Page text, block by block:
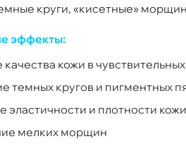
круги, «кисетные»
эффекты:
кожи в чувствительных
темных кругов и пигментных
эластичности и плотности кожи
мелких морщин